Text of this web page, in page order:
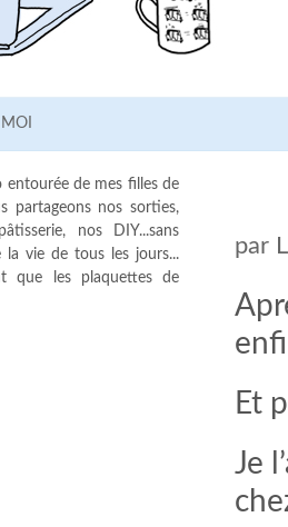
par
Et
Je
de mes filles de
partageons nos sorties,
nos DIY...sans
vie de tous les jours...
que les plaquettes de